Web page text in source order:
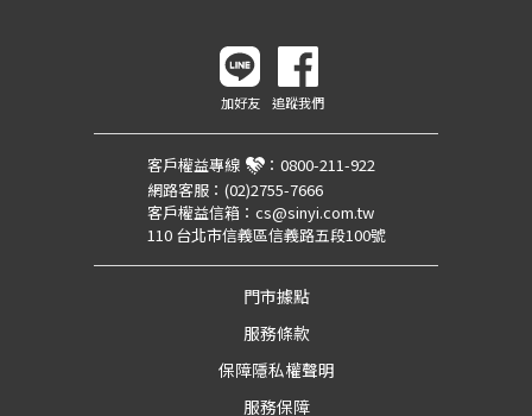
加好友 追蹤我們
客戶權益專線 ： 0800-211-922
網路客服： (02)2755-7666
客戶權益信箱： cs@sinyi.com.tw
110 台北市信義區信義路五段100號
門市據點
服務條款
保障隱私權聲明
服務保障